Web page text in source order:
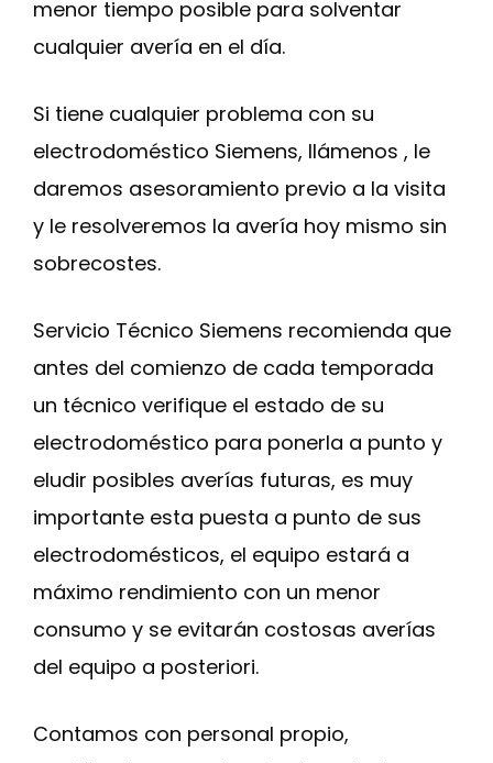
menor tiempo posible para solventar
cualquier avería en el día.
Si tiene cualquier problema con su
electrodoméstico Siemens, llámenos , le
daremos asesoramiento previo a la visita
y le resolveremos la avería hoy mismo sin
sobrecostes.
Servicio Técnico Siemens recomienda que
antes del comienzo de cada temporada
un técnico verifique el estado de su
electrodoméstico para ponerla a punto y
eludir posibles averías futuras, es muy
importante esta puesta a punto de sus
electrodomésticos, el equipo estará a
máximo rendimiento con un menor
consumo y se evitarán costosas averías
del equipo a posteriori.
Contamos con personal propio,